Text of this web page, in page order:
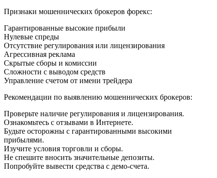
Признаки мошеннических брокеров форекс:
Гарантированные высокие прибыли
Нулевые спреды
Отсутствие регулирования или лицензирования
Агрессивная реклама
Скрытые сборы и комиссии
Сложности с выводом средств
Управление счетом от имени трейдера
Рекомендации по выявлению мошеннических брокеров:
Проверьте наличие регулирования и лицензирования.
Ознакомьтесь с отзывами в Интернете.
Будьте осторожны с гарантированными высокими
прибылями.
Изучите условия торговли и сборы.
Не спешите вносить значительные депозиты.
Попробуйте вывести средства с демо-счета.